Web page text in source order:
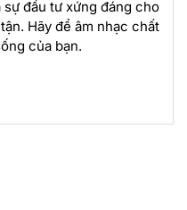
sự đầu tư xứng đáng cho
Hãy để âm nhạc chất
của bạn.